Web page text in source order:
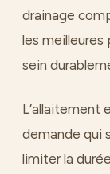
drainage
les
sein
L’allaitement
demande qui
limiter la